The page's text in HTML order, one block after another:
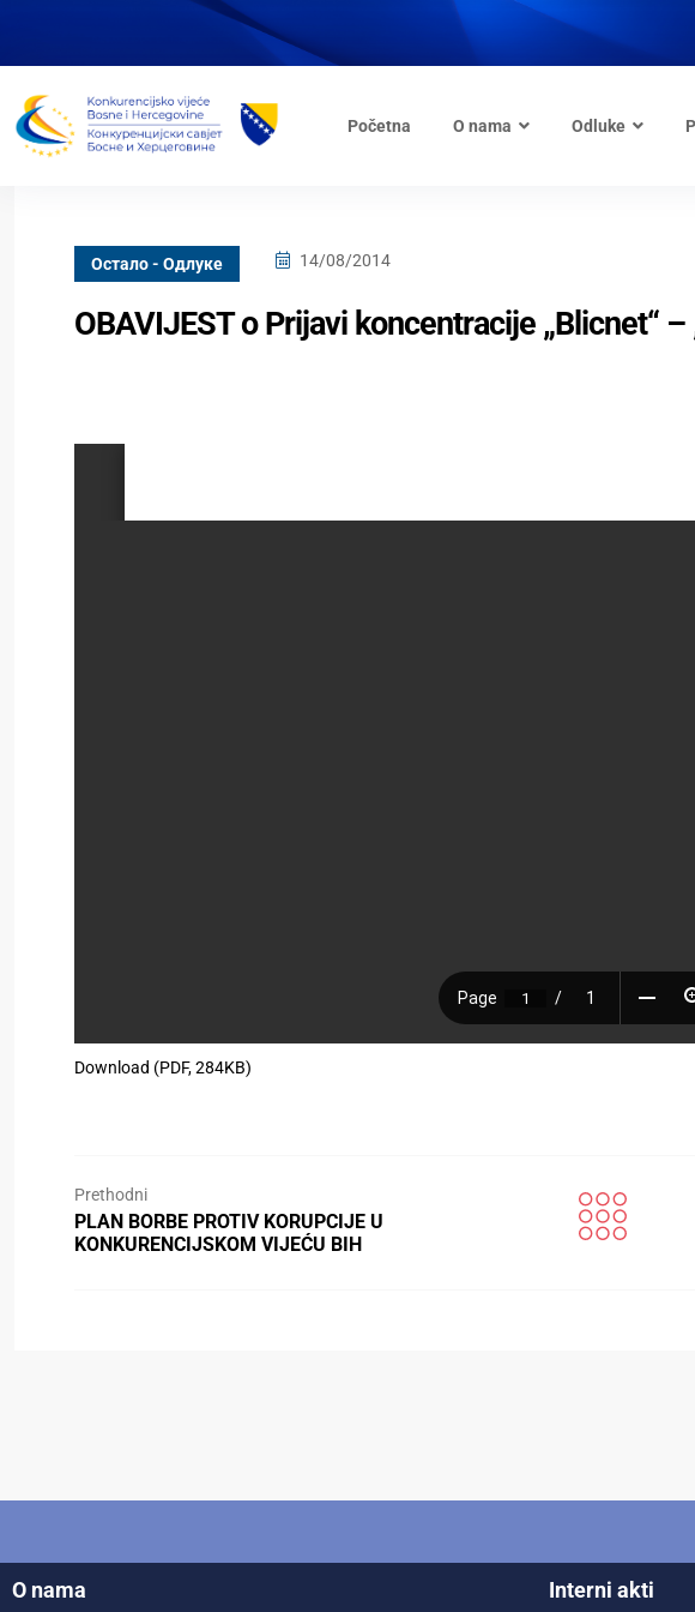
Početna O nama Odluke
Oстало - Одлуке 14/08/2014
OBAVIJEST o Prijavi koncentracije „Blicnet“ –
Download (PDF, 284KB)
Prethodni
PLAN BORBE PROTIV KORUPCIJE U
KONKURENCIJSKOM VIJEĆU BIH
O nama Interni akti